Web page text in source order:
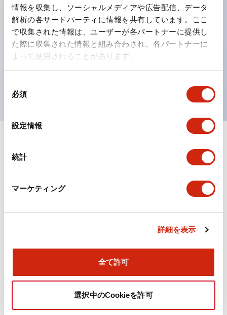
情報を収集し、ソーシャルメディアや広告配信、データ
解析の各サードパーティに情報を共有しています。ここ
で収集された情報は、ユーザーが各パートナーに提供し
た際に収集された情報と組み合わされ、各パートナーに
よって使用されることがあります。
必須
設定情報
統計
マーケティング
詳細を表示
全て許可
選択中のCookieを許可
プを除く）
丸形圧着端子の配線工数を大幅に削減。
ひとつで6色の役をこなすLED球（LSRD球）。これま
で色ごとに分かれていたLED球を、1色のLED球で各色
ドキュメントとファイル
カタログ
旧カタログ_TWSシリーズ コントロールユニット（20
2026/04/09.PDF2.37MB